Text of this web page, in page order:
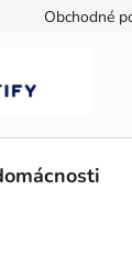
Obchodné